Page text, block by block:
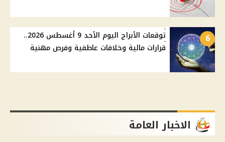
6
توقعات الأبراج اليوم الأحد 9 أغسطس 2026..
قرارات مالية وخلافات عاطفية وفرص مهنية
الاخبار العامة